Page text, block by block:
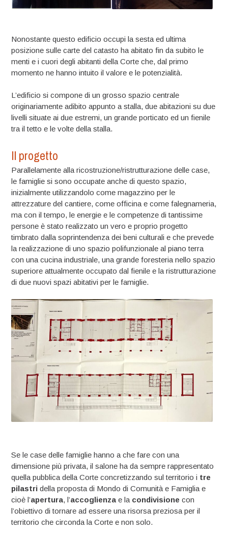
Nonostante questo edificio occupi la sesta ed ultima
posizione sulle carte del catasto ha abitato fin da subito le
menti e i cuori degli abitanti della Corte che, dal primo
momento ne hanno intuito il valore e le potenzialità.
L’edificio si compone di un grosso spazio centrale
originariamente adibito appunto a stalla, due abitazioni su due
livelli situate ai due estremi, un grande porticato ed un fienile
tra il tetto e le volte della stalla.
Il progetto
Parallelamente alla ricostruzione/ristrutturazione delle case,
le famiglie si sono occupate anche di questo spazio,
inizialmente utilizzandolo come magazzino per le
attrezzature del cantiere, come officina e come falegnameria,
ma con il tempo, le energie e le competenze di tantissime
persone è stato realizzato un vero e proprio progetto
timbrato dalla soprintendenza dei beni culturali e che prevede
la realizzazione di uno spazio polifunzionale al piano terra
con una cucina industriale, una grande foresteria nello spazio
superiore attualmente occupato dal fienile e la ristrutturazione
di due nuovi spazi abitativi per le famiglie.
Se le case delle famiglie hanno a che fare con una
dimensione più privata, il salone ha da sempre rappresentato
quella pubblica della Corte concretizzando sul territorio i tre
pilastri della proposta di Mondo di Comunità e Famiglia e
cioè l’apertura, l’accoglienza e la condivisione con
l’obiettivo di tornare ad essere una risorsa preziosa per il
territorio che circonda la Corte e non solo.